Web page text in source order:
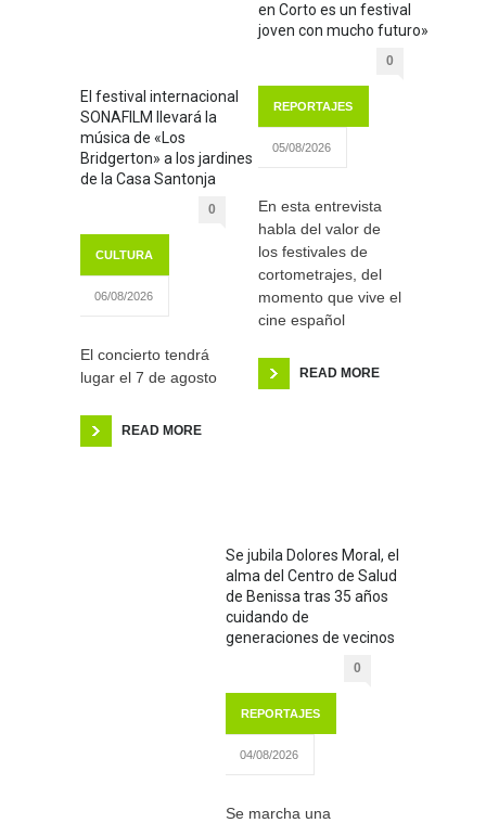
El festival internacional
SONAFILM llevará la
música de «Los
Bridgerton» a los jardines
de la Casa Santonja
0
CULTURA
06/08/2026
El concierto tendrá
lugar el 7 de agosto
READ MORE
en Corto es un festival
joven con mucho futuro»
0
REPORTAJES
05/08/2026
En esta entrevista
habla del valor de
los festivales de
cortometrajes, del
momento que vive el
cine español
READ MORE
Se jubila Dolores Moral, el
alma del Centro de Salud
de Benissa tras 35 años
cuidando de
generaciones de vecinos
0
REPORTAJES
04/08/2026
Se marcha una